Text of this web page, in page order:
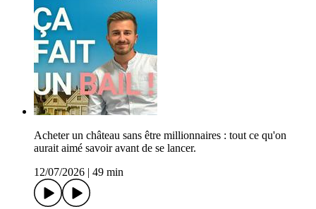
Acheter un château sans être millionnaires : tout ce qu'on
aurait aimé savoir avant de se lancer.
12/07/2026
49 min